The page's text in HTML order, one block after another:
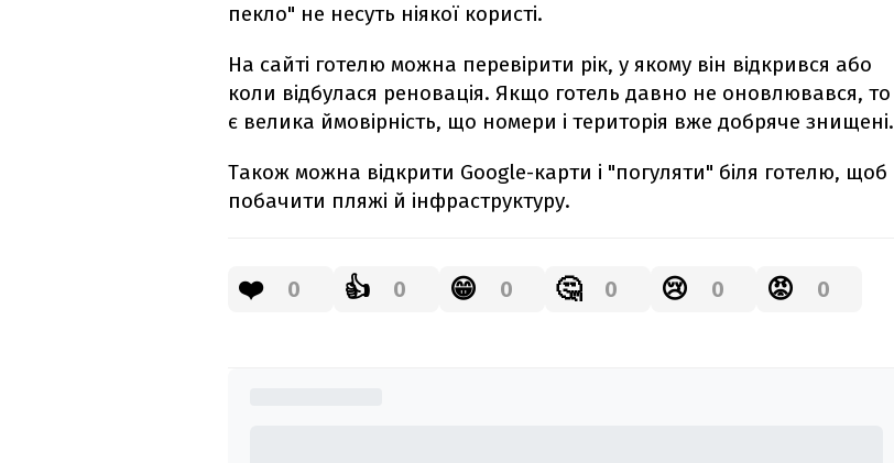
пекло" не несуть ніякої користі.
На сайті готелю можна перевірити рік, у якому він відкрився або
коли відбулася реновація. Якщо готель давно не оновлювався, то
є велика ймовірність, що номери і територія вже добряче знищені.
Також можна відкрити Google-карти і "погуляти" біля готелю, щоб
побачити пляжі й інфраструктуру.
❤️ 0 👍 0 😁 0 🤔 0 😢 0 😡 0